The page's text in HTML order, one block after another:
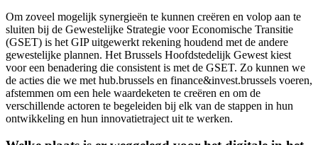
Om zoveel mogelijk synergieën te kunnen creëren en volop aan te
sluiten bij de Gewestelijke Strategie voor Economische Transitie
(GSET) is het GIP uitgewerkt rekening houdend met de andere
gewestelijke plannen. Het Brussels Hoofdstedelijk Gewest kiest
voor een benadering die consistent is met de GSET. Zo kunnen we
de acties die we met hub.brussels en finance&invest.brussels voeren,
afstemmen om een hele waardeketen te creëren en om de
verschillende actoren te begeleiden bij elk van de stappen in hun
ontwikkeling en hun innovatietraject uit te werken.